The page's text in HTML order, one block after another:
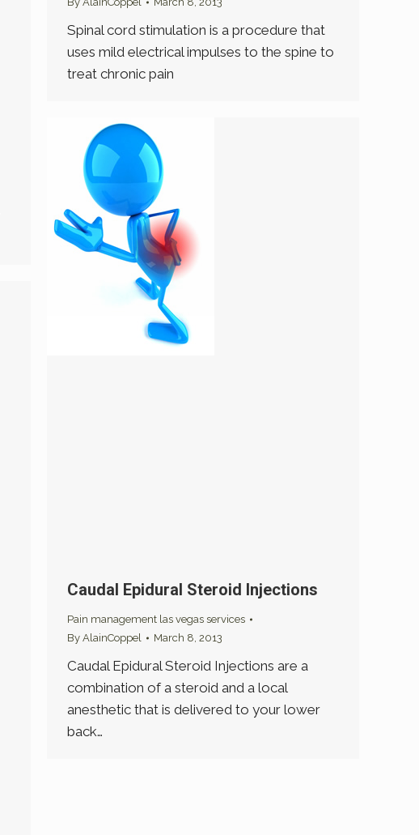
Spinal cord stimulation is a procedure that
uses mild electrical impulses to the spine to
treat chronic pain
Caudal Epidural Steroid Injections
Pain management las vegas services
By AlainCoppel March 8, 2013
Caudal Epidural Steroid Injections are a
combination of a steroid and a local
anesthetic that is delivered to your lower
back…